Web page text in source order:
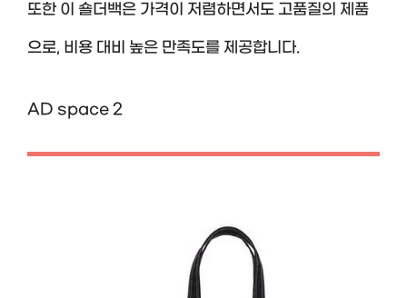
또한 이 숄더백은 가격이 저렴하면서도 고품질의 제품
으로, 비용 대비 높은 만족도를 제공합니다.
AD space 2